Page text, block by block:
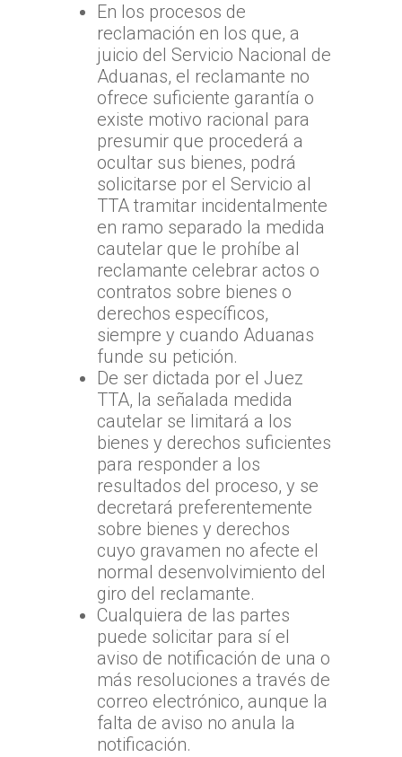
En los procesos de
reclamación en los que, a
juicio del Servicio Nacional de
Aduanas, el reclamante no
ofrece suficiente garantía o
existe motivo racional para
presumir que procederá a
ocultar sus bienes, podrá
solicitarse por el Servicio al
TTA tramitar incidentalmente
en ramo separado la medida
cautelar que le prohíbe al
reclamante celebrar actos o
contratos sobre bienes o
derechos específicos,
siempre y cuando Aduanas
funde su petición.
De ser dictada por el Juez
TTA, la señalada medida
cautelar se limitará a los
bienes y derechos suficientes
para responder a los
resultados del proceso, y se
decretará preferentemente
sobre bienes y derechos
cuyo gravamen no afecte el
normal desenvolvimiento del
giro del reclamante.
Cualquiera de las partes
puede solicitar para sí el
aviso de notificación de una o
más resoluciones a través de
correo electrónico, aunque la
falta de aviso no anula la
notificación.